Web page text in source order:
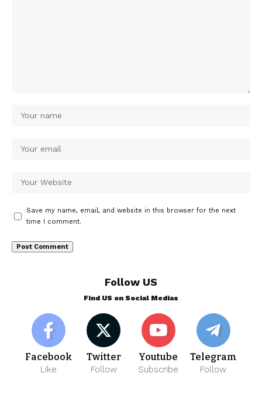
Save my name, email, and website in this browser for the next
time I comment.
Follow US
Find US on Social Medias
Facebook
Like
Twitter
Follow
Youtube
Subscribe
Telegram
Follow